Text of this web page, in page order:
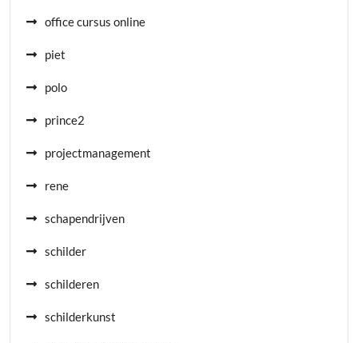
office cursus online
piet
polo
prince2
projectmanagement
rene
schapendrijven
schilder
schilderen
schilderkunst